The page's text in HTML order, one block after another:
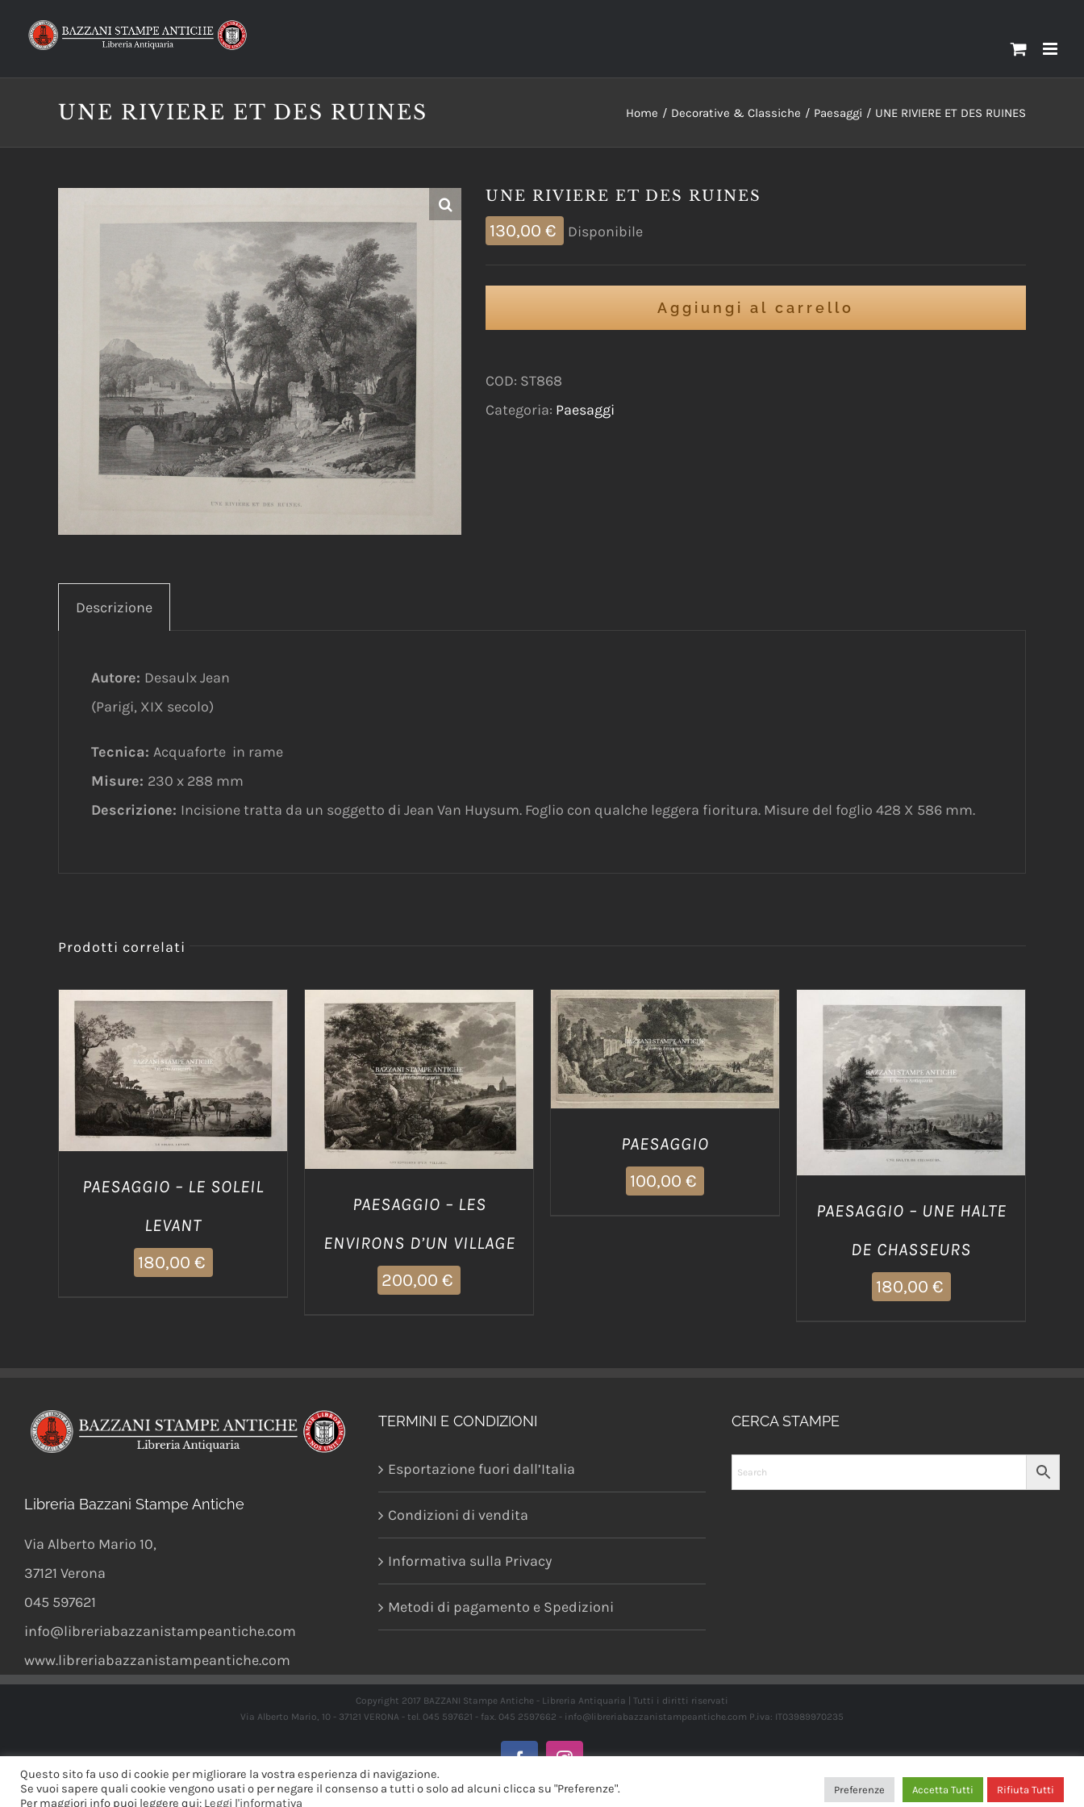
UNE RIVIERE ET DES RUINES Home Decorative & Classiche Paesaggi UNE RIVIERE ET DES RUINES
UNE RIVIERE ET DES RUINES
130,00 € Disponibile
Aggiungi al carrello
COD: ST868
Categoria: Paesaggi
Descrizione
Autore: Desaulx Jean
(Parigi, XIX secolo)
Tecnica: Acquaforte in rame
Misure: 230 x 288 mm
Descrizione: Incisione tratta da un soggetto di Jean Van Huysum. Foglio con qualche leggera fioritura. Misure del foglio 428 X 586 mm.
Prodotti correlati
AGGIUNGI AL CARRELLO
DETTAGLI
PAESAGGIO – LE SOLEIL
LEVANT
180,00 €
AGGIUNGI AL CARRELLO
/
DETTAGLI
PAESAGGIO – LES
ENVIRONS D’UN VILLAGE
200,00 €
AGGIUNGI AL CARRELLO
/
DETTAGLI
PAESAGGIO
100,00 €
AGGIUNGI AL CARRELLO
DETTAGLI
PAESAGGIO – UNE HALTE
DE CHASSEURS
180,00 €
Libreria Bazzani Stampe Antiche
Via Alberto Mario 10,
37121 Verona
045 597621
info@libreriabazzanistampeantiche.com
www.libreriabazzanistampeantiche.com
TERMINI E CONDIZIONI
Esportazione fuori dall’Italia
Condizioni di vendita
Informativa sulla Privacy
Metodi di pagamento e Spedizioni
CERCA STAMPE
Copyright 2017 BAZZANI Stampe Antiche - Libreria Antiquaria | Tutti i diritti riservati
Via Alberto Mario, 10 - 37121 VERONA - tel. 045 597621 - fax. 045 2597662 - info@libreriabazzanistampeantiche.com P.iva: IT03989970235
Questo sito fa uso di cookie per migliorare la vostra esperienza di navigazione.
Se vuoi sapere quali cookie vengono usati o per negare il consenso a tutti o solo ad alcuni clicca su "Preferenze".
Per maggiori info puoi leggere qui: Leggi l'informativa
Preferenze Accetta Tutti Rifiuta Tutti